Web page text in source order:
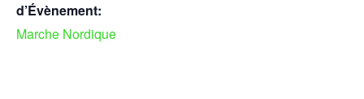
d’Évènement:
Marche Nordique